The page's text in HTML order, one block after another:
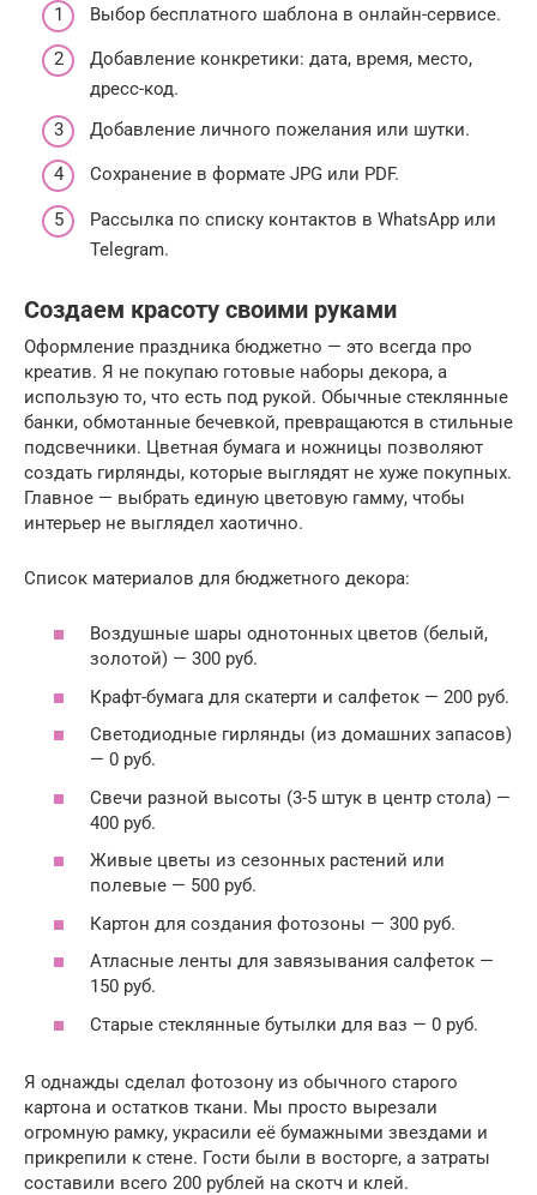
Выбор бесплатного шаблона в онлайн-сервисе.
Добавление конкретики: дата, время, место,
дресс-код.
Добавление личного пожелания или шутки.
Сохранение в формате JPG или PDF.
Рассылка по списку контактов в WhatsApp или
Telegram.
Создаем красоту своими руками
Оформление праздника бюджетно — это всегда про
креатив. Я не покупаю готовые наборы декора, а
использую то, что есть под рукой. Обычные стеклянные
банки, обмотанные бечевкой, превращаются в стильные
подсвечники. Цветная бумага и ножницы позволяют
создать гирлянды, которые выглядят не хуже покупных.
Главное — выбрать единую цветовую гамму, чтобы
интерьер не выглядел хаотично.
Список материалов для бюджетного декора:
Воздушные шары однотонных цветов (белый,
золотой) — 300 руб.
Крафт-бумага для скатерти и салфеток — 200 руб.
Светодиодные гирлянды (из домашних запасов)
— 0 руб.
Свечи разной высоты (3-5 штук в центр стола) —
400 руб.
Живые цветы из сезонных растений или
полевые — 500 руб.
Картон для создания фотозоны — 300 руб.
Атласные ленты для завязывания салфеток —
150 руб.
Старые стеклянные бутылки для ваз — 0 руб.
Я однажды сделал фотозону из обычного старого
картона и остатков ткани. Мы просто вырезали
огромную рамку, украсили её бумажными звездами и
прикрепили к стене. Гости были в восторге, а затраты
составили всего 200 рублей на скотч и клей.